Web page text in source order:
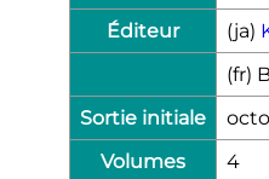
Éditeur
(ja)
(fr)
Sortie initiale
Volumes
4